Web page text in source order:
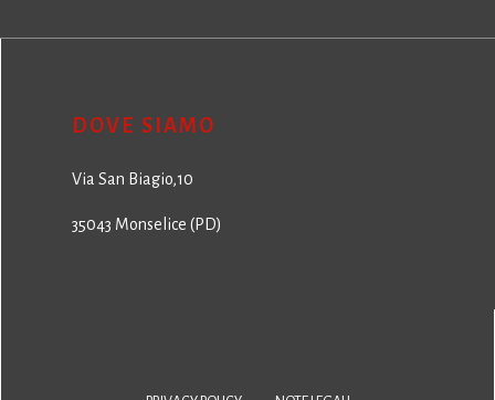
DOVE SIAMO
Via San Biagio,10
35043 Monselice (PD)